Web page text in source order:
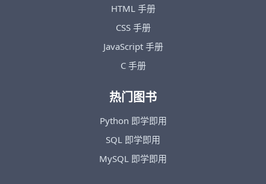
HTML 手册
CSS 手册
JavaScript 手册
C 手册
热门图书
Python 即学即用
SQL 即学即用
MySQL 即学即用